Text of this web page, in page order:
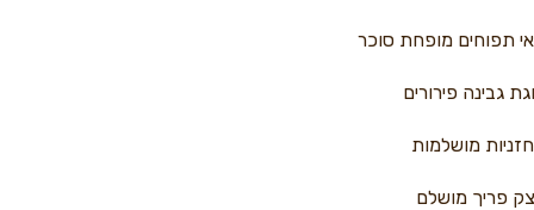
תפוחים מופחת סוכר
גבינה פירורים
מושלמות
פריך מושלם